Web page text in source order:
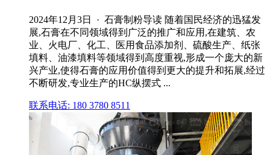
2024年12月3日 · 石膏制粉导读 随着国民经济的迅猛发
展,石膏在不同领域得到广泛的推广和应用,在建筑、农
业、火电厂、化工、医用食品添加剂、硫酸生产、纸张
填料、油漆填料等领域得到高度重视,形成一个庞大的新
兴产业,使得石膏的应用价值得到更大的提升和拓展,经过
不断研发,专业生产的HC纵摆式 ...
联系电话: 180 3780 8511